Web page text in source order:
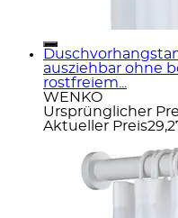
ausziehbar ohne
rostfreiem...
WENKO
Ursprünglicher
Aktueller Preis